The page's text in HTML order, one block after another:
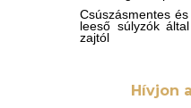
Csúszásmentes
leeső súlyzók
zajtól
Hívjon